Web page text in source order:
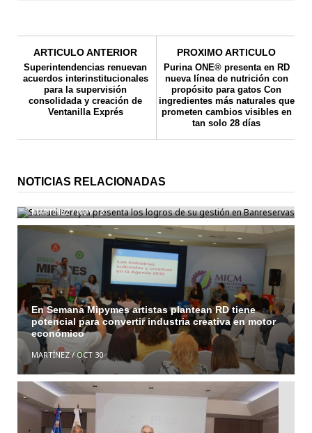
ARTICULO ANTERIOR
Superintendencias renuevan
acuerdos interinstitucionales
para la supervisión
consolidada y creación de
Ventanilla Exprés
PROXIMO ARTICULO
Purina ONE® presenta en RD
nueva línea de nutrición con
propósito para gatos Con
ingredientes más naturales que
prometen cambios visibles en
tan solo 28 días
NOTICIAS RELACIONADAS
Samuel Pereyra presenta los logros de su gestión
en Banreservas
MARTÍNEZ/NOV 13
En Semana Mipymes artistas plantean RD tiene
potencial para convertir industria creativa en motor
económico
MARTÍNEZ/OCT 30